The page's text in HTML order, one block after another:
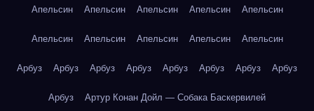
Апельсин Апельсин Апельсин Апельсин Апельсин
Апельсин Апельсин Апельсин Апельсин Апельсин
Арбуз Арбуз Арбуз Арбуз Арбуз Арбуз Арбуз Арбуз
Арбуз Артур Конан Дойл — Собака Баскервилей